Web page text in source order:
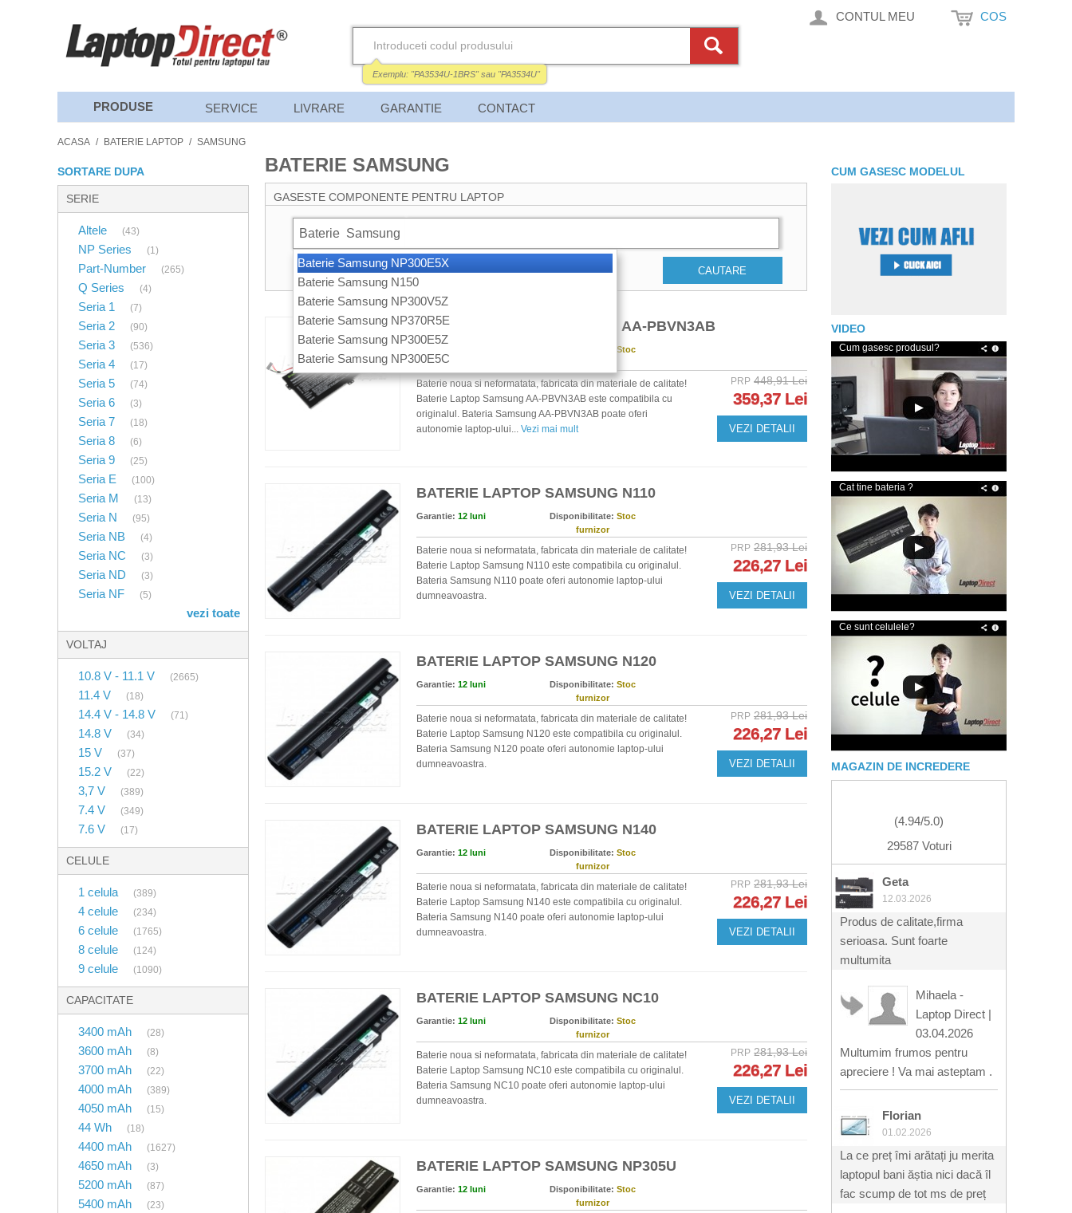
CONTUL MEU COS
PRODUSE SERVICE LIVRARE GARANTIE CONTACT
Exemplu: "PA3534U-1BRS" sau "PA3534U"
ACASA / BATERIE LAPTOP / SAMSUNG
SORTARE DUPA
SERIE
Altele (43)
NP Series (1)
Part-Number (265)
Q Series (4)
Seria 1 (7)
Seria 2 (90)
Seria 3 (536)
Seria 4 (17)
Seria 5 (74)
Seria 6 (3)
Seria 7 (18)
Seria 8 (6)
Seria 9 (25)
Seria E (100)
Seria M (13)
Seria N (95)
Seria NB (4)
Seria NC (3)
Seria ND (3)
Seria NF (5)
vezi toate
VOLTAJ
10.8 V - 11.1 V (2665)
11.4 V (18)
14.4 V - 14.8 V (71)
14.8 V (34)
15 V (37)
15.2 V (22)
3,7 V (389)
7.4 V (349)
7.6 V (17)
CELULE
1 celula (389)
4 celule (234)
6 celule (1765)
8 celule (124)
9 celule (1090)
CAPACITATE
3400 mAh (28)
3600 mAh (8)
3700 mAh (22)
4000 mAh (389)
4050 mAh (15)
44 Wh (18)
4400 mAh (1627)
4650 mAh (3)
5200 mAh (87)
5400 mAh (23)
BATERIE SAMSUNG
GASESTE COMPONENTE PENTRU LAPTOP
Baterie Samsung
Baterie Samsung NP300E5X
Baterie Samsung N150
Baterie Samsung NP300V5Z
Baterie Samsung NP370R5E
Baterie Samsung NP300E5Z
Baterie Samsung NP300E5C
CAUTARE
BATERIE LAPTOP SAMSUNG AA-PBVN3AB
Stoc
Baterie noua si neformatata, fabricata din materiale de calitate!
Baterie Laptop Samsung AA-PBVN3AB este compatibila cu
originalul. Bateria Samsung AA-PBVN3AB poate oferi
autonomie laptop-ului... Vezi mai mult
PRP 448,91 Lei
359,37 Lei
VEZI DETALII
BATERIE LAPTOP SAMSUNG N110
Garantie: 12 luni Disponibilitate: Stoc
furnizor
Baterie noua si neformatata, fabricata din materiale de calitate!
Baterie Laptop Samsung N110 este compatibila cu originalul.
Bateria Samsung N110 poate oferi autonomie laptop-ului
dumneavoastra.
PRP 281,93 Lei
226,27 Lei
VEZI DETALII
BATERIE LAPTOP SAMSUNG N120
Garantie: 12 luni Disponibilitate: Stoc
furnizor
Baterie noua si neformatata, fabricata din materiale de calitate!
Baterie Laptop Samsung N120 este compatibila cu originalul.
Bateria Samsung N120 poate oferi autonomie laptop-ului
dumneavoastra.
PRP 281,93 Lei
226,27 Lei
VEZI DETALII
BATERIE LAPTOP SAMSUNG N140
Garantie: 12 luni Disponibilitate: Stoc
furnizor
Baterie noua si neformatata, fabricata din materiale de calitate!
Baterie Laptop Samsung N140 este compatibila cu originalul.
Bateria Samsung N140 poate oferi autonomie laptop-ului
dumneavoastra.
PRP 281,93 Lei
226,27 Lei
VEZI DETALII
BATERIE LAPTOP SAMSUNG NC10
Garantie: 12 luni Disponibilitate: Stoc
furnizor
Baterie noua si neformatata, fabricata din materiale de calitate!
Baterie Laptop Samsung NC10 este compatibila cu originalul.
Bateria Samsung NC10 poate oferi autonomie laptop-ului
dumneavoastra.
PRP 281,93 Lei
226,27 Lei
VEZI DETALII
BATERIE LAPTOP SAMSUNG NP305U
Garantie: 12 luni Disponibilitate: Stoc
furnizor
CUM GASESC MODELUL
VIDEO
Cum gasesc produsul?
Cat tine bateria ?
Ce sunt celulele?
MAGAZIN DE INCREDERE
(4.94/5.0)
29587 Voturi
Geta
12.03.2026
Produs de calitate,firma
serioasa. Sunt foarte
multumita
Mihaela -
Laptop Direct |
03.04.2026
Multumim frumos pentru
apreciere ! Va mai asteptam .
Florian
01.02.2026
La ce preț îmi arătați ju merita
laptopul bani ăștia nici dacă îl
fac scump de tot ms de preț